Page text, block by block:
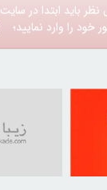
باید ابتدا در سایت
خود را وارد نمایید؛